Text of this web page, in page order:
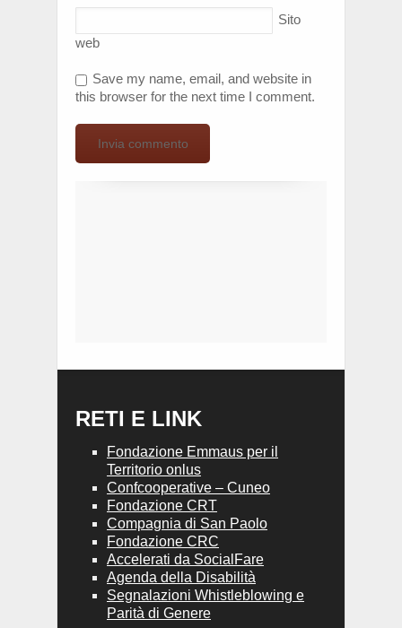
Sito
web
Save my name, email, and website in
this browser for the next time I comment.
RETI E LINK
Fondazione Emmaus per il
Territorio onlus
Confcooperative – Cuneo
Fondazione CRT
Compagnia di San Paolo
Fondazione CRC
Accelerati da SocialFare
Agenda della Disabilità
Segnalazioni Whistleblowing e
Parità di Genere